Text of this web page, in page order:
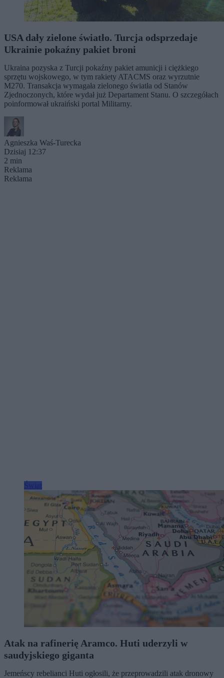
USA dały zielone światło. Turcja odsprzedaje
Ukrainie pokaźny pakiet broni
Ukraina pozyska z Turcji pokaźny pakiet amunicji i ciężkiego
sprzętu wojskowego, w tym rakiety ATACMS oraz wyrzutnie
M270. Transakcja wymagała zielonego światła od Stanów
Zjednoczonych, które wydał już Departament Stanu. O szczegółach
poinformował ukraiński portal Militarny.
Agnieszka Waś-Turecka
Dzisiaj 12:37
2 min
Reklama
Reklama
Atak na rafinerię Aramco. Huti uderzyli w
saudyjskiego giganta
Jemeńscy rebelianci Huti ogłosili, że przeprowadzili atak dronowy